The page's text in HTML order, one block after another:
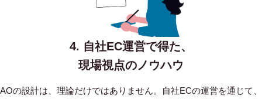
4. 自社EC運営で得た、
現場視点のノウハウ
AOの設計は、理論だけではありません。自社ECの運営を通じて、